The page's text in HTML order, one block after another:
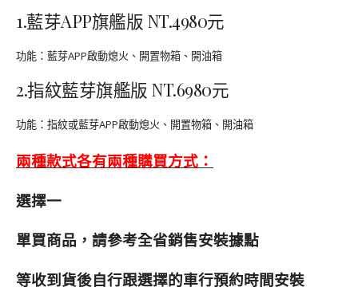
1.藍芽APP旗艦版 NT.4980元
功能：藍芽APP啟動熄火、開置物箱、開油箱
2.指紋藍芽旗艦版 NT.6980元
功能：指紋或藍芽APP啟動熄火、開置物箱、開油箱
兩種款式各有兩種購買方式：
選擇一
單買商品，請參考全省銷售安裝據點
等收到貨後自行跟選擇的車行預約時間安裝